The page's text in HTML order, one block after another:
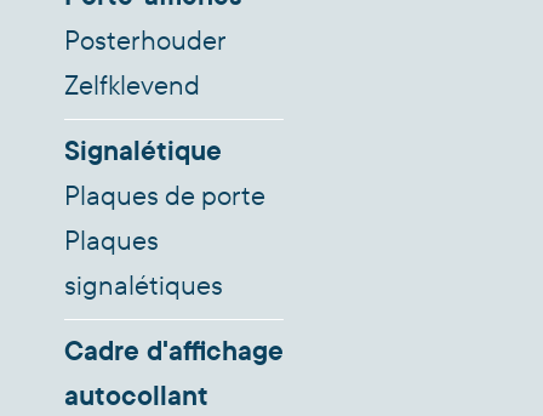
Posterhouder
Zelfklevend
Signalétique
Plaques de porte
Plaques
signalétiques
Cadre d'affichage
autocollant